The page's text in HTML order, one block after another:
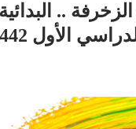
.. البدائية
الأول 1442 هـ